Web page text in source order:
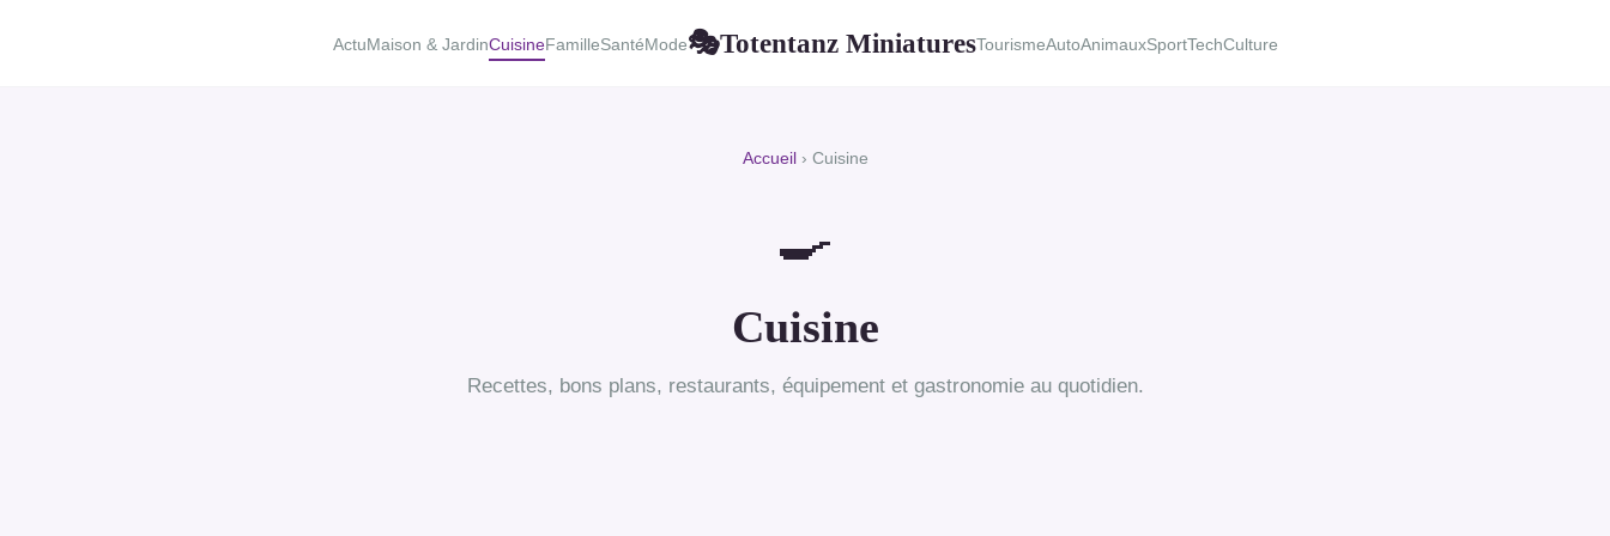
ActuMaison & JardinCuisineFamilleSantéMode🎭Totentanz MiniaturesTourismeAutoAnimauxSportTechCulture
Accueil › Cuisine
🍳
Cuisine
Recettes, bons plans, restaurants, équipement et gastronomie au quotidien.